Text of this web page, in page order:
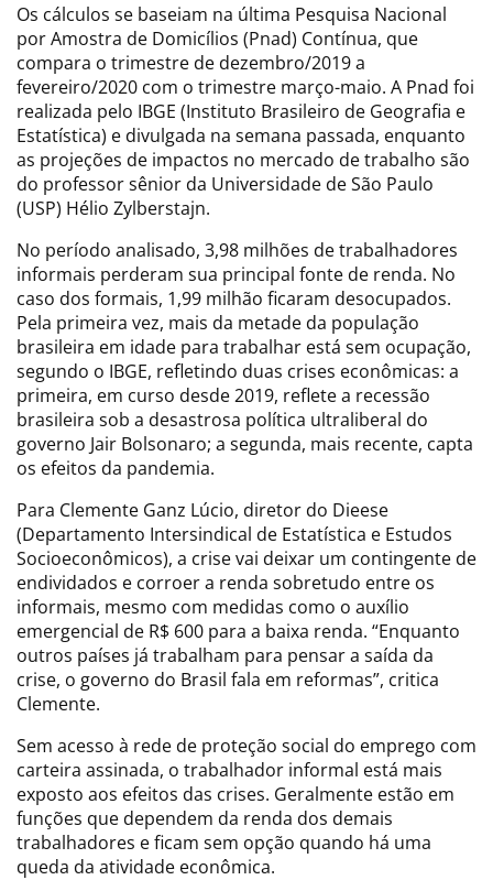
Os cálculos se baseiam na última Pesquisa Nacional
por Amostra de Domicílios (Pnad) Contínua, que
compara o trimestre de dezembro/2019 a
fevereiro/2020 com o trimestre março-maio. A Pnad foi
realizada pelo IBGE (Instituto Brasileiro de Geografia e
Estatística) e divulgada na semana passada, enquanto
as projeções de impactos no mercado de trabalho são
do professor sênior da Universidade de São Paulo
(USP) Hélio Zylberstajn.
No período analisado, 3,98 milhões de trabalhadores
informais perderam sua principal fonte de renda. No
caso dos formais, 1,99 milhão ficaram desocupados.
Pela primeira vez, mais da metade da população
brasileira em idade para trabalhar está sem ocupação,
segundo o IBGE, refletindo duas crises econômicas: a
primeira, em curso desde 2019, reflete a recessão
brasileira sob a desastrosa política ultraliberal do
governo Jair Bolsonaro; a segunda, mais recente, capta
os efeitos da pandemia.
Para Clemente Ganz Lúcio, diretor do Dieese
(Departamento Intersindical de Estatística e Estudos
Socioeconômicos), a crise vai deixar um contingente de
endividados e corroer a renda sobretudo entre os
informais, mesmo com medidas como o auxílio
emergencial de R$ 600 para a baixa renda. “Enquanto
outros países já trabalham para pensar a saída da
crise, o governo do Brasil fala em reformas”, critica
Clemente.
Sem acesso à rede de proteção social do emprego com
carteira assinada, o trabalhador informal está mais
exposto aos efeitos das crises. Geralmente estão em
funções que dependem da renda dos demais
trabalhadores e ficam sem opção quando há uma
queda da atividade econômica.